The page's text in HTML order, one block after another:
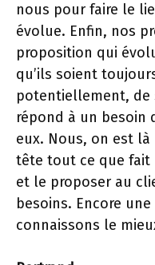
nous pour faire le
évolue. Enfin, nos
proposition qui
qu’ils soient
potentiellement, de
répond à un besoin
eux. Nous, on est
tête tout ce que fait
et le proposer au
besoins. Encore
connaissons le